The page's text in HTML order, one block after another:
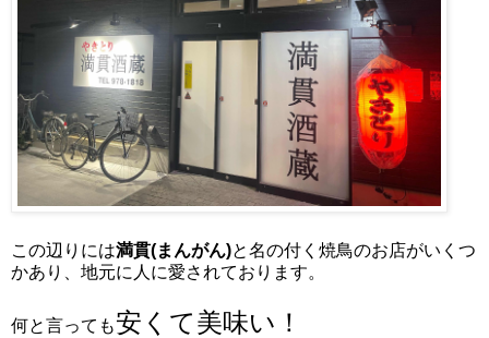
この辺りには満貫(まんがん)と名の付く焼鳥のお店がいくつ
かあり、地元に人に愛されております。
何と言っても安くて美味い！